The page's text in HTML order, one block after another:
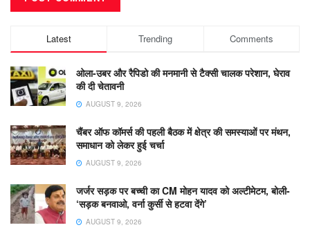
Latest Trending Comments
ओला-उबर और रैपिडो की मनमानी से टैक्सी चालक परेशान, घेराव
की दी चेतावनी
AUGUST 9, 2026
चैंबर ऑफ कॉमर्स की पहली बैठक में क्षेत्र की समस्याओं पर मंथन,
समाधान को लेकर हुई चर्चा
AUGUST 9, 2026
जर्जर सड़क पर बच्ची का CM मोहन यादव को अल्टीमेटम, बोली-
‘सड़क बनवाओ, वर्ना कुर्सी से हटवा देंगे’
AUGUST 9, 2026